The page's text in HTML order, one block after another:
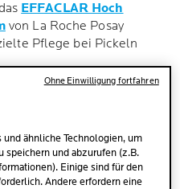
EFFACLAR Hoch
von La Roche Posay
Pflege bei Pickeln
mit dem
30
neuen Unreinheiten zu
und ähnliche Technologien, um
speichern und abzurufen (z.B.
Einige sind für den
Andere erfordern eine
Ohne Einwilligung fortfahren